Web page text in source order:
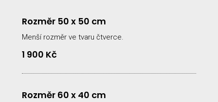
Rozměr 50 x 50 cm
Menší rozměr ve tvaru čtverce.
1 900 Kč
Rozměr 60 x 40 cm